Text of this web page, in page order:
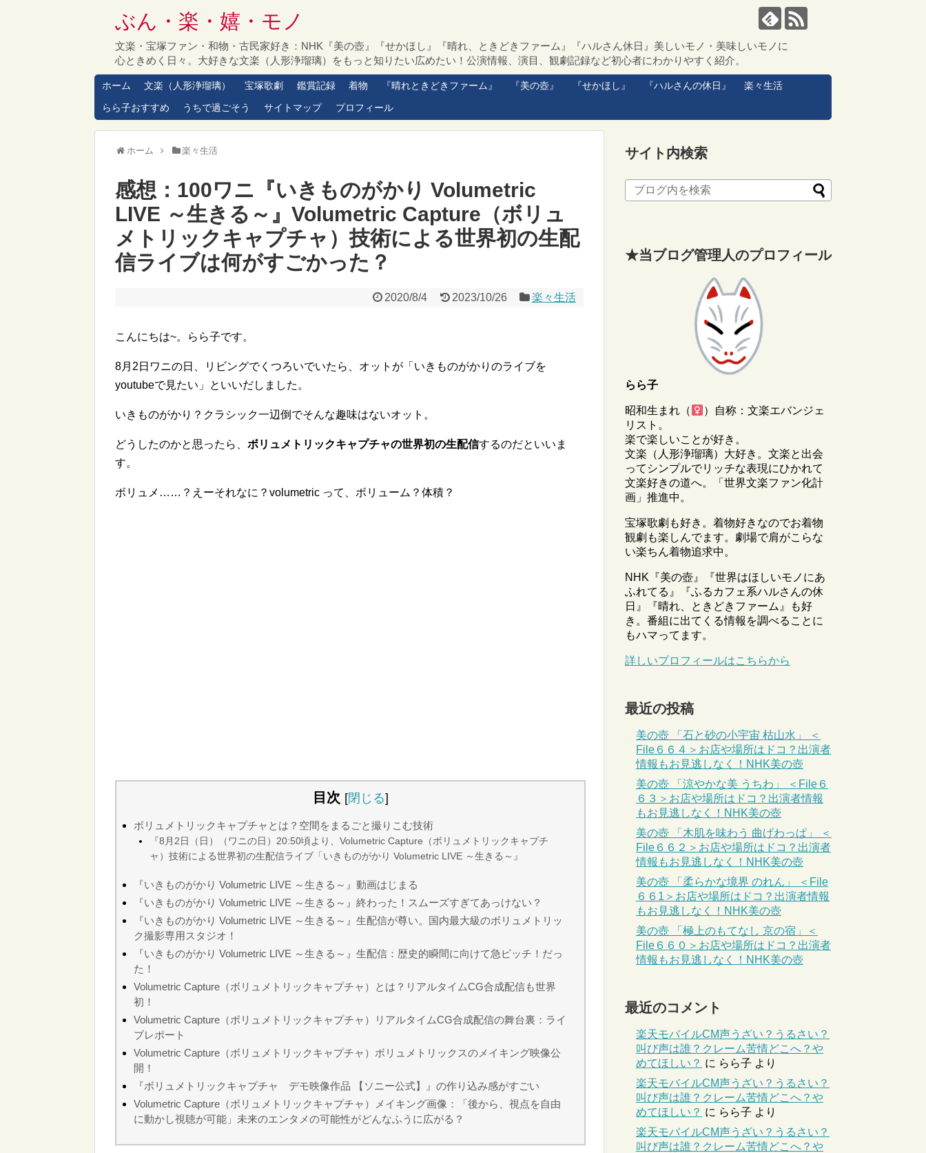
ぶん・楽・嬉・モノ
文楽・宝塚ファン・和物・古民家好き：NHK『美の壺』『せかほし』『晴れ、ときどきファーム』『ハルさん休日』美しいモノ・美味しいモノに
心ときめく日々。大好きな文楽（人形浄瑠璃）をもっと知りたい広めたい！公演情報、演目、観劇記録など初心者にわかりやすく紹介。
ホーム 文楽（人形浄瑠璃） 宝塚歌劇 鑑賞記録 着物 『晴れときどきファーム』 『美の壺』 『せかほし』 『ハルさんの休日』
楽々生活
らら子おすすめ
うちで過ごそう サイトマップ プロフィール
ホーム 楽々生活
感想：100ワニ『いきものがかり Volumetric
LIVE ～生きる～』Volumetric Capture（ボリュ
メトリックキャプチャ）技術による世界初の生配
信ライブは何がすごかった？
2020/8/4 2023/10/26 楽々生活
こんにちは~。らら子です。
8月2日ワニの日、リビングでくつろいでいたら、オットが「いきものがかりのライブを
youtubeで見たい」といいだしました。
いきものがかり？クラシック一辺倒でそんな趣味はないオット。
どうしたのかと思ったら、 ボリュメトリックキャプチャの世界初の生配信するのだといいま
す。
ボリュメ……？えーそれなに？volumetric って、ボリューム？体積？
目次 [閉じる]
ボリュメトリックキャプチャとは？空間をまるごと撮りこむ技術
『8月2日（日）（ワニの日）20:50頃より、Volumetric Capture（ボリュメトリックキャプチ
ャ）技術による世界初の生配信ライブ「いきものがかり Volumetric LIVE ～生きる～』
『いきものがかり Volumetric LIVE ～生きる～』動画はじまる
『いきものがかり Volumetric LIVE ～生きる～』終わった！スムーズすぎてあっけない？
『いきものがかり Volumetric LIVE ～生きる～』生配信が尊い。国内最大級のボリュメトリッ
ク撮影専用スタジオ！
『いきものがかり Volumetric LIVE ～生きる～』生配信：歴史的瞬間に向けて急ピッチ！だっ
た！
Volumetric Capture（ボリュメトリックキャプチャ）とは？リアルタイムCG合成配信も世界
初！
Volumetric Capture（ボリュメトリックキャプチャ）リアルタイムCG合成配信の舞台裏：ライ
ブレポート
Volumetric Capture（ボリュメトリックキャプチャ）ボリュメトリックスのメイキング映像公
開！
『ボリュメトリックキャプチャ デモ映像作品 【ソニー公式】』の作り込み感がすごい
Volumetric Capture（ボリュメトリックキャプチャ）メイキング画像：「後から、視点を自由
に動かし視聴が可能」未来のエンタメの可能性がどんなふうに広がる？
サイト内検索
★当ブログ管理人のプロフィール
らら子
昭和生まれ（
）自称：文楽エバンジェ
リスト。
楽で楽しいことが好き。
文楽（人形浄瑠璃）大好き。文楽と出会
ってシンプルでリッチな表現にひかれて
文楽好きの道へ。「世界文楽ファン化計
画」推進中。
宝塚歌劇も好き。着物好きなのでお着物
観劇も楽しんでます。劇場で肩がこらな
い楽ちん着物追求中。
NHK『美の壺』『世界はほしいモノにあ
ふれてる』『ふるカフェ系ハルさんの休
日』『晴れ、ときどきファーム』も好
き。番組に出てくる情報を調べることに
もハマってます。
詳しいプロフィールはこちらから
最近の投稿
美の壺 「石と砂の小宇宙 枯山水」 ＜
File６６４＞お店や場所はドコ？出演者
情報もお見逃しなく！NHK美の壺
美の壺 「涼やかな美 うちわ」 ＜File６
６３＞お店や場所はドコ？出演者情報
もお見逃しなく！NHK美の壺
美の壺 「木肌を味わう 曲げわっぱ」 ＜
File６６２＞お店や場所はドコ？出演者
情報もお見逃しなく！NHK美の壺
美の壺 「柔らかな境界 のれん」 ＜File
６６1＞お店や場所はドコ？出演者情報
もお見逃しなく！NHK美の壺
美の壺 「極上のもてなし 京の宿」＜
File６６０＞お店や場所はドコ？出演者
情報もお見逃しなく！NHK美の壺
最近のコメント
楽天モバイルCM声うざい？うるさい？
叫び声は誰？クレーム苦情どこへ？や
めてほしい？ に らら子 より
楽天モバイルCM声うざい？うるさい？
叫び声は誰？クレーム苦情どこへ？や
めてほしい？ に らら子 より
楽天モバイルCM声うざい？うるさい？
叫び声は誰？クレーム苦情どこへ？や